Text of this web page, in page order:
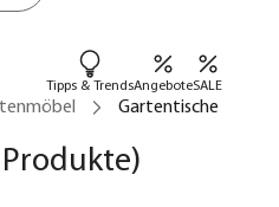
Tipps & TrendsAngeboteSALE
Gartentische